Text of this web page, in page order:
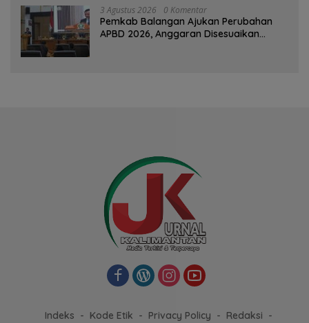
3 Agustus 2026 0 Komentar
Pemkab Balangan Ajukan Perubahan
APBD 2026, Anggaran Disesuaikan
Indeks Kode Etik Privacy Policy Redaksi